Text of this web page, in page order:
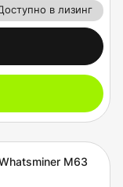
M56S+
в лизинг
M63